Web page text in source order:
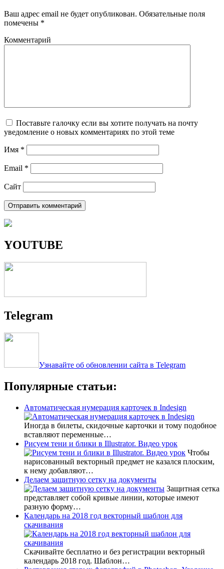
Ваш адрес email не будет опубликован. Обязательные поля
помечены *
Комментарий
Поставьте галочку если вы хотите получать на почту
уведомление о новых комментариях по этой теме
Имя *
Email *
Сайт
YOUTUBE
Telegram
Узнавайте об обновлении сайта в Telegram
Популярные статьи:
Автоматическая нумерация карточек в Indesign
Иногда в билеты, скидочные карточки и тому подобное
вставляют переменные…
Рисуем тени и блики в Illustrator. Видео урок
Чтобы
нарисованный векторный предмет не казался плоским,
к нему добавляют…
Делаем защитную сетку на документы
Защитная сетка
представляет собой кривые линии, которые имеют
разную форму…
Календарь на 2018 год векторный шаблон для
скачивания
Скачивайте бесплатно и без регистрации векторный
календарь 2018 год. Шаблон…